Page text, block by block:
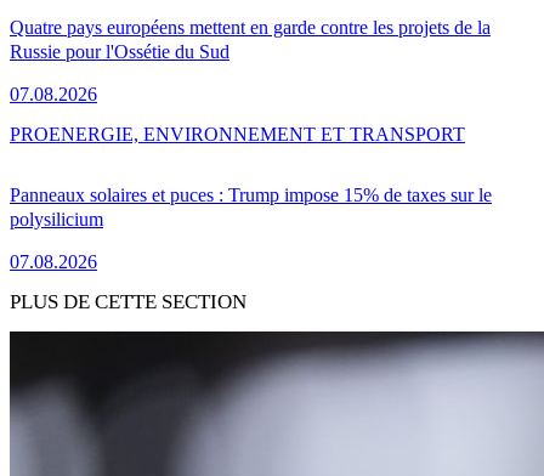
Quatre pays européens mettent en garde contre les projets de la
Russie pour l'Ossétie du Sud
07.08.2026
Panneaux solaires et puces : Trump impose 15% de taxes sur le
polysilicium
07.08.2026
PROENERGIE, ENVIRONNEMENT ET TRANSPORT
PLUS DE CETTE SECTION